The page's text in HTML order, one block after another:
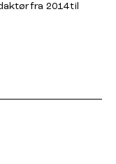
fra 2014 til